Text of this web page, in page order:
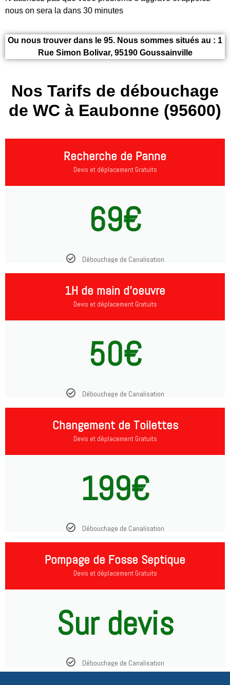
nous on sera la dans 30 minutes
Ou nous trouver dans le 95. Nous sommes situés au : 1
Rue Simon Bolivar, 95190 Goussainville
Nos Tarifs de débouchage
de WC à Eaubonne (95600)
Recherche de Panne
Devis et déplacement Gratuits
69€
Débouchage de Canalisation
1H de main d'oeuvre
Devis et déplacement Gratuits
50€
Débouchage de Canalisation
Changement de Toilettes
Devis et déplacement Gratuits
199€
Débouchage de Canalisation
Pompage de Fosse Septique
Devis et déplacement Gratuits
Sur devis
Débouchage de Canalisation